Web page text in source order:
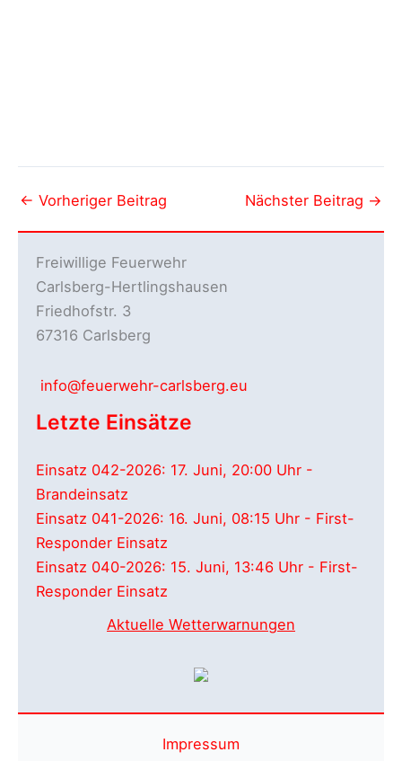
← Vorheriger Beitrag Nächster Beitrag →
Freiwillige Feuerwehr
Carlsberg-Hertlingshausen
Friedhofstr. 3
67316 Carlsberg
info@feuerwehr-carlsberg.eu
Letzte Einsätze
Einsatz 042-2026: 17. Juni, 20:00 Uhr -
Brandeinsatz
Einsatz 041-2026: 16. Juni, 08:15 Uhr - First-
Responder Einsatz
Einsatz 040-2026: 15. Juni, 13:46 Uhr - First-
Responder Einsatz
Aktuelle Wetterwarnungen
Impressum